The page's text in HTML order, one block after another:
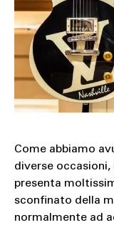
Come abbiamo
diverse
presenta
sconfinato della
normalmente ad